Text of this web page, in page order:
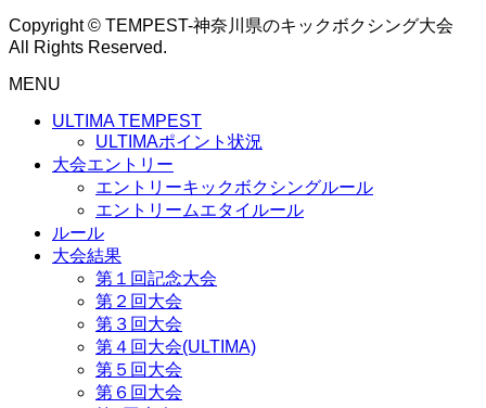
Copyright © TEMPEST-神奈川県のキックボクシング大会
All Rights Reserved.
MENU
ULTIMA TEMPEST
ULTIMAポイント状況
大会エントリー
エントリーキックボクシングルール
エントリームエタイルール
ルール
大会結果
第１回記念大会
第２回大会
第３回大会
第４回大会(ULTIMA)
第５回大会
第６回大会